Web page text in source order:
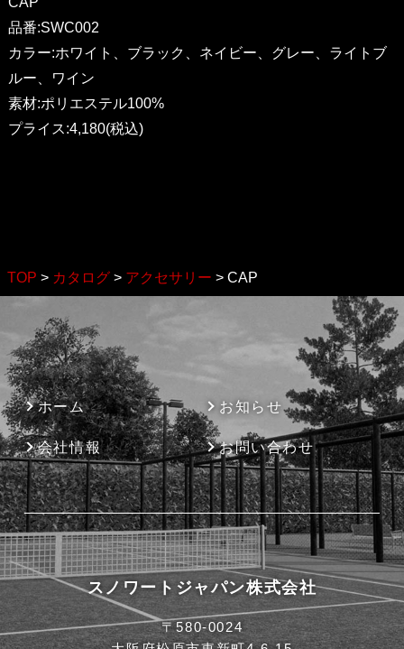
品番:SWC002
カラー:ホワイト、ブラック、ネイビー、グレー、ライトブ
ルー、ワイン
素材:ポリエステル100%
プライス:4,180(税込)
TOP > カタログ > アクセサリー > CAP
スノワートジャパン株式会社
〒580-0024
ホーム お知らせ
会社情報 お問い合わせ